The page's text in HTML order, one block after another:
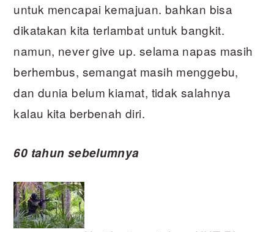
untuk mencapai kemajuan. bahkan bisa
dikatakan kita terlambat untuk bangkit.
namun, never give up. selama napas masih
berhembus, semangat masih menggebu,
dan dunia belum kiamat, tidak salahnya
kalau kita berbenah diri.
60 tahun sebelumnya